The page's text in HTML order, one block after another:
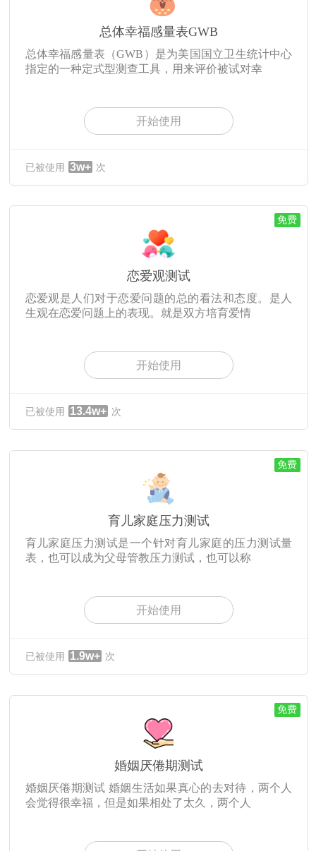
总体幸福感量表GWB
总体幸福感量表（GWB）是为美国国立卫生统计中心
指定的一种定式型测查工具，用来评价被试对幸
开始使用
已被使用 3w+ 次
免费
恋爱观测试
恋爱观是人们对于恋爱问题的总的看法和态度。是人
生观在恋爱问题上的表现。就是双方培育爱情
开始使用
已被使用 13.4w+ 次
免费
育儿家庭压力测试
育儿家庭压力测试是一个针对育儿家庭的压力测试量
表，也可以成为父母管教压力测试，也可以称
开始使用
已被使用 1.9w+ 次
免费
婚姻厌倦期测试
婚姻厌倦期测试 婚姻生活如果真心的去对待，两个人
会觉得很幸福，但是如果相处了太久，两个人